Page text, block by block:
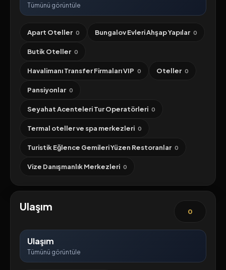
Tümünü görüntüle
Apart Oteller 0 Bungalov Evleri Ahşap Yapılar 0
Butik Oteller 0
Havalimanı Transfer Firmaları VIP 0 Oteller 0
Pansiyonlar 0
Seyahat Acenteleri Tur Operatörleri 0
Termal oteller ve spa merkezleri 0
Turistik Eğlence Gemileri Yüzen Restoranlar 0
Vize Danışmanlık Merkezleri 0
Ulaşım 0
Ulaşım
Tümünü görüntüle